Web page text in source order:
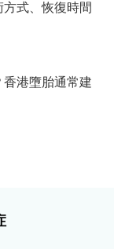
式、恢復時間
港墮胎通常建